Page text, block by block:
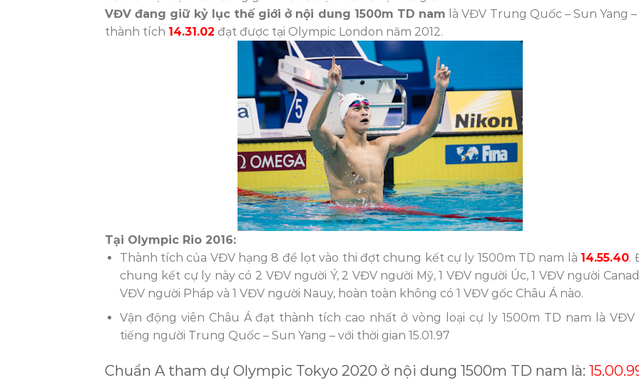
VĐV đang giữ kỷ lục thế giới ở nội dung 1500m TD nam là VĐV Trung Quốc – Sun Yang –
thành tích 14.31.02 đạt được tại Olympic London năm 2012.
Tại Olympic Rio 2016:
Thành tích của VĐV hạng 8 để lọt vào thi đợt chung kết cự ly 1500m TD nam là 14.55.40.
chung kết cự ly này có 2 VĐV người Ý, 2 VĐV người Mỹ, 1 VĐV người Úc, 1 VĐV người
VĐV người Pháp và 1 VĐV người Nauy, hoàn toàn không có 1 VĐV gốc Châu Á nào.
Vận động viên Châu Á đạt thành tích cao nhất ở vòng loại cự ly 1500m TD nam là VĐV
tiếng người Trung Quốc – Sun Yang – với thời gian 15.01.97
Chuẩn A tham dự Olympic Tokyo 2020 ở nội dung 1500m TD nam là: